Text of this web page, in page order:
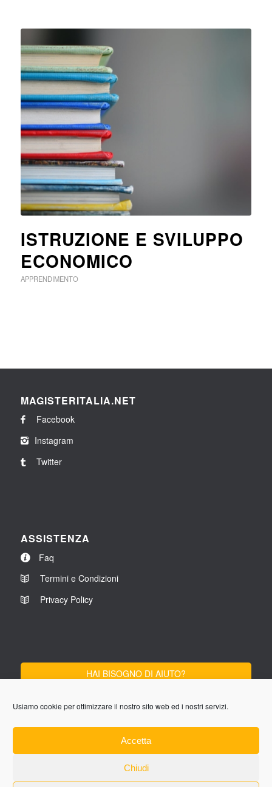
Usiamo cookie per ottimizzare il nostro sito web ed i nostri servizi.
Accetta
Chiudi
ISTRUZIONE E SVILUPPO
ECONOMICO
APPRENDIMENTO
MAGISTERITALIA.NET
Facebook
Instagram
Twitter
ASSISTENZA
Faq
Termini e Condizioni
Privacy Policy
HAI BISOGNO DI AIUTO?
14:00 - 18:00